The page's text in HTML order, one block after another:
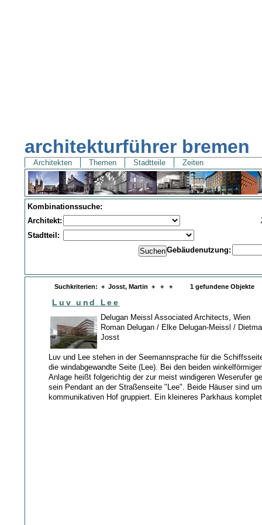
architekturführer bremen
Architekten Themen Stadtteile Zeiten
Kombinationssuche:
Architekt:
Stadtteil:
Gebäudenutzung:
Suchkriterien: + Josst, Martin + + + 1 gefundene Objekte
Luv und Lee
Delugan Meissl Associated Architects, Wien
Roman Delugan / Elke Delugan-Meissl /
Josst
Luv und Lee stehen in der Seemannsprache für die
die windabgewandte Seite (Lee). Bei den beiden
Anlage heißt folgerichtig der zur meist windigeren Weserufer
sein Pendant an der Straßenseite "Lee". Beide Häuser sind
kommunikativen Hof gruppiert. Ein kleineres Parkhaus